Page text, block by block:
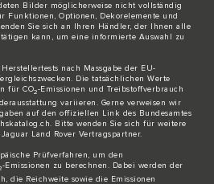
Bilder möglicherweise nicht vollständig
Funktionen, Optionen, Dekorelemente und
Sie sich an Ihren Händler, der Ihnen alle
kann, um eine informierte Auswahl zu
nach Massgabe der EU-
Die tatsächlichen Werte
für CO2-Emissionen und Treibstoffverbrauch
variieren. Gerne verweisen wir
auf den offiziellen Link des Bundesamtes
. Bitte wenden Sie sich für weitere
Land Rover Vertragspartner.
Prüfverfahren, um den
-Emissionen zu berechnen. Dabei werden der
die Reichweite sowie die Emissionen